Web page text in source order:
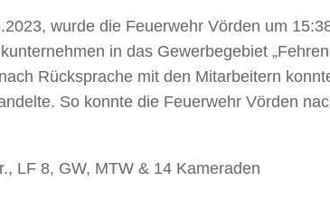
wurde die Feuerwehr Vörden um
in das Gewerbegebiet
Rücksprache mit den Mitarbeitern
So konnte die Feuerwehr Vörden
LF 8, GW, MTW & 14 Kameraden